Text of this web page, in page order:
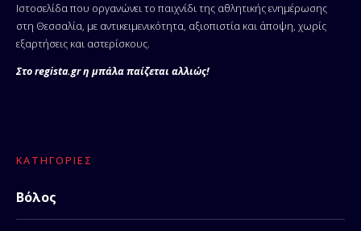
Ιστοσελίδα που οργανώνει το παιχνίδι της αθλητικής ενημέρωσης
στη Θεσσαλία, με αντικειμενικότητα, αξιοπιστία και άποψη, χωρίς
εξαρτήσεις και αστερίσκους.
Στο regista.gr η μπάλα παίζεται αλλιώς!
ΚΑΤΗΓΟΡΊΕΣ
Βόλος